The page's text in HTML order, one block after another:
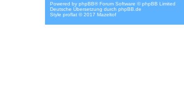
Powered by phpBB® Forum Software © phpBB Limited
Deutsche Übersetzung durch phpBB.de
Style proflat © 2017 Mazeltof